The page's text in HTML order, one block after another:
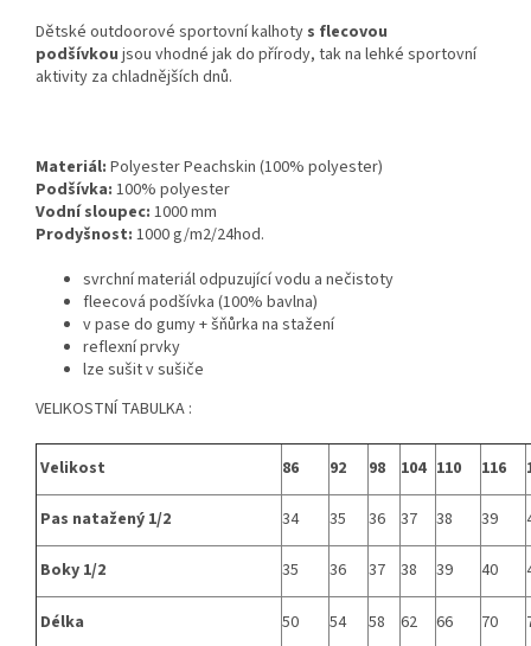
Dětské outdoorové sportovní kalhoty s flecovou
podšívkou jsou vhodné jak do přírody, tak na lehké sportovní
aktivity za chladnějších dnů.
Materiál: Polyester Peachskin (100% polyester)
Podšívka: 100% polyester
Vodní sloupec: 1000 mm
Prodyšnost: 1000 g/m2/24hod.
svrchní materiál odpuzující vodu a nečistoty
fleecová podšívka (100% bavlna)
v pase do gumy + šňůrka na stažení
reflexní prvky
lze sušit v sušiče
VELIKOSTNÍ TABULKA :
Velikost 86 92 98 104 110 116
Pas natažený 1/2 34 35 36 37 38 39
Boky 1/2 35 36 37 38 39 40
Délka 50 54 58 62 66 70